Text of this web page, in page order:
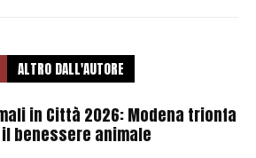
ALTRO DALL'AUTORE
in Città 2026: Modena trionfa
benessere animale